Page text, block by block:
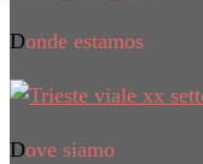
Donde estamos
Dove siamo